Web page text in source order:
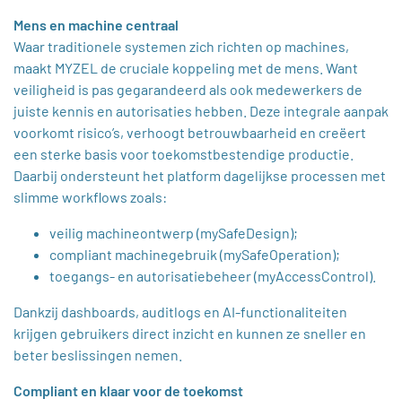
Mens en machine centraal
Waar traditionele systemen zich richten op machines,
maakt MYZEL de cruciale koppeling met de mens. Want
veiligheid is pas gegarandeerd als ook medewerkers de
juiste kennis en autorisaties hebben. Deze integrale aanpak
voorkomt risico’s, verhoogt betrouwbaarheid en creëert
een sterke basis voor toekomstbestendige productie.
Daarbij ondersteunt het platform dagelijkse processen met
slimme workflows zoals:
veilig machineontwerp (mySafeDesign);
compliant machinegebruik (mySafeOperation);
toegangs- en autorisatiebeheer (myAccessControl).
Dankzij dashboards, auditlogs en AI-functionaliteiten
krijgen gebruikers direct inzicht en kunnen ze sneller en
beter beslissingen nemen.
Compliant en klaar voor de toekomst